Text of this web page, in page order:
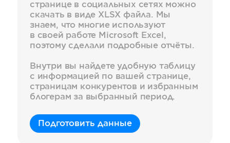
странице в социальных сетях можно
скачать в виде XLSX файла. Мы
знаем, что многие используют
в своей работе Microsoft Excel,
поэтому сделали подробные отчёты.
Внутри вы найдете удобную таблицу
c информацией по вашей странице,
страницам конкурентов и избранным
блогерам за выбранный период.
Подготовить данные